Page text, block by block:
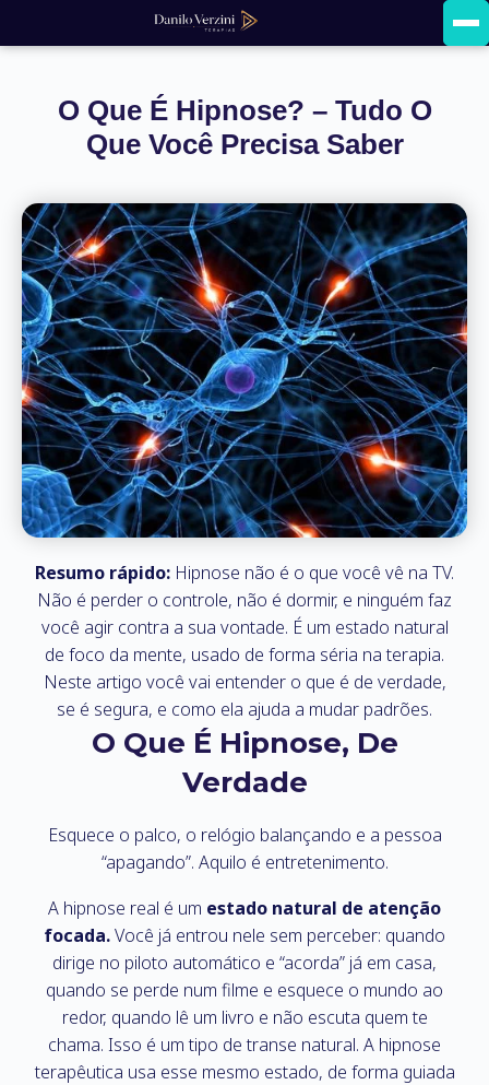
Terapia Breve
Hipnoterapia Moderna
O Que É Hipnose? – Tudo O
Que Você Precisa Saber
Resumo rápido: Hipnose não é o que você vê na TV.
Não é perder o controle, não é dormir, e ninguém faz
você agir contra a sua vontade. É um estado natural
de foco da mente, usado de forma séria na terapia.
Neste artigo você vai entender o que é de verdade,
se é segura, e como ela ajuda a mudar padrões.
O Que É Hipnose, De
Verdade
Esquece o palco, o relógio balançando e a pessoa
“apagando”. Aquilo é entretenimento.
A hipnose real é um estado natural de atenção
focada.Você já entrou nele sem perceber: quando
dirige no piloto automático e “acorda” já em casa,
quando se perde num filme e esquece o mundo ao
redor, quando lê um livro e não escuta quem te
chama. Isso é um tipo de transe natural. A hipnose
terapêutica usa esse mesmo estado, de forma guiada